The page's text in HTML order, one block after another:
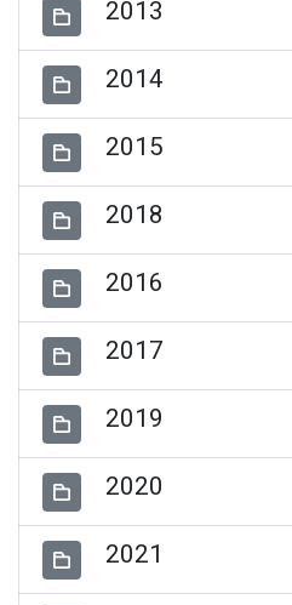
2013
2014
2015
2018
2016
2017
2019
2020
2021